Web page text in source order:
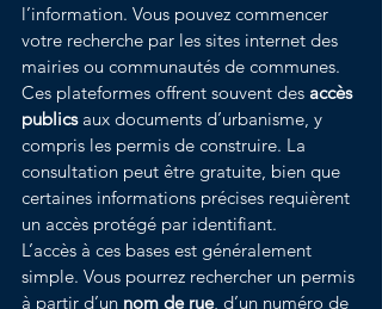
l’information. Vous pouvez commencer
votre recherche par les sites internet des
mairies ou communautés de communes.
Ces plateformes offrent souvent des accès
publics aux documents d’urbanisme, y
compris les permis de construire. La
consultation peut être gratuite, bien que
certaines informations précises requièrent
un accès protégé par identifiant.
L’accès à ces bases est généralement
simple. Vous pourrez rechercher un permis
à partir d’un nom de rue, d’un numéro de